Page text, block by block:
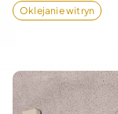
Oklejanie witryn